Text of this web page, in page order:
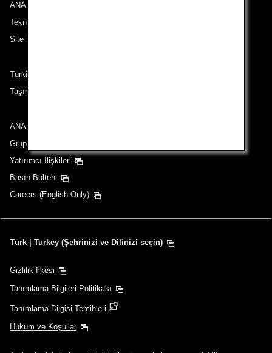
ANA ile iletişime geçin
Teknik Destek (Erişilebilirlik)
Site Haritası
Türkiye çıkışlı güzergahlardaki yolcular
Taşıma Koşulları
ANA Group
Grup Şirketleri
Yatırımcı İlişkileri
Basın Bülteni
Careers (English Only)
Türk | Turkey (Şehrinizi ve Dilinizi seçin)
Gizlilik İlkesi
Tanımlama Bilgileri Politikası
Tanımlama Bilgisi Tercihleri
Hüküm ve Koşullar